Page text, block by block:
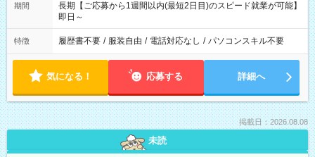
期間
長期【ご応募から1週間以内(最短2日目)のスピード就業が可能】
即日～
特徴 履歴書不要 / 服装自由 / 電話対応なし / パソコンスキル不要
気になる！ 応募する 詳細へ
掲載日：2026.08.08
未読